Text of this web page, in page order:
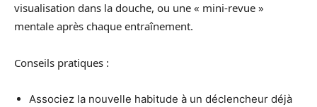
visualisation dans la douche, ou une « mini-revue »
mentale après chaque entraînement.
Conseils pratiques :
Associez la nouvelle habitude à un déclencheur déjà